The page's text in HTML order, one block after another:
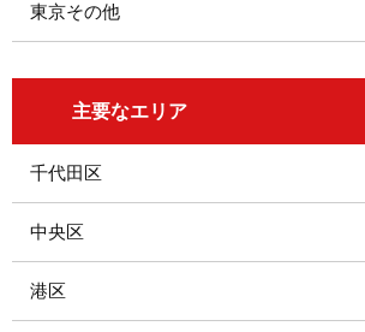
東京その他
主要なエリア
千代田区
中央区
港区